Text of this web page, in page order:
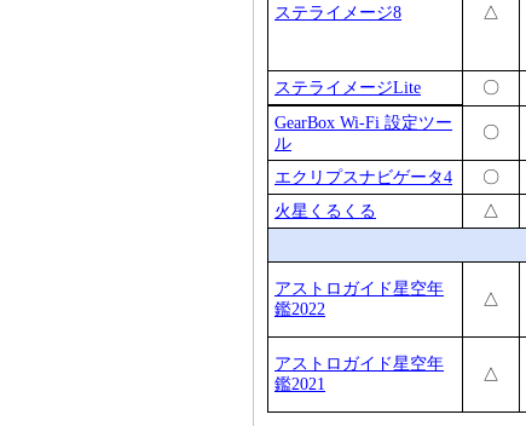
ステライメージ8 △
ステライメージLite 〇
GearBox Wi-Fi 設定ツー
ル
〇
エクリプスナビゲータ4 〇
火星くるくる
△
アストロガイド星空年
鑑2022
△
アストロガイド星空年
鑑2021
△